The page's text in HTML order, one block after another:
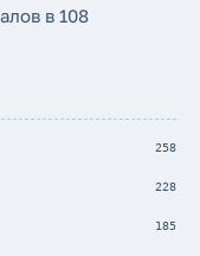
в 108
258
228
185